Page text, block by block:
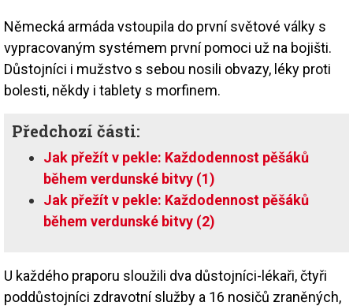
Německá armáda vstoupila do první světové války s
vypracovaným systémem první pomoci už na bojišti.
Důstojníci i mužstvo s sebou nosili obvazy, léky proti
bolesti, někdy i tablety s morfinem.
Předchozí části:
Jak přežít v pekle: Každodennost pěšáků
během verdunské bitvy (1)
Jak přežít v pekle: Každodennost pěšáků
během verdunské bitvy (2)
U každého praporu sloužili dva důstojníci-lékaři, čtyři
poddůstojníci zdravotní služby a 16 nosičů zraněných,